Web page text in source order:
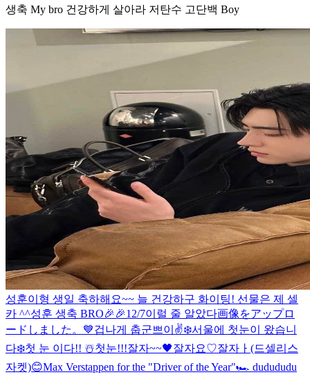
생축 My bro 건강하게 살아라 저탄수 고단백 Boy
성훈이형 생일 축하해요~~ 늘 건강하구 화이팅! 선물은 제 셀
카 ^^성훈 생축 BRO🎉🎉12/7이럴 줄 알았다画像をアップロ
ードしました。 💙겁나게 춥군쁘이✌️❄️서울에 첫눈이 왔습니
다❄️첫 눈 이다!! ☃️첫눈!!!잘자~~🖤잘자요♡잘자ㅏ(드셀리스
자켓)😊Max Verstappen for the "Driver of the Year"🏎 dudududu